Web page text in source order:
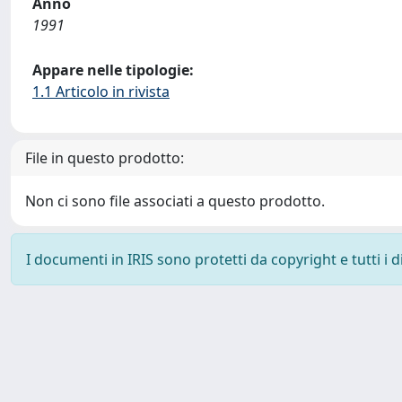
1991
Appare nelle tipologie:
1.1 Articolo in rivista
File in questo prodotto:
Non ci sono file associati a questo prodotto.
I documenti in IRIS sono protetti da copyright e tutti i